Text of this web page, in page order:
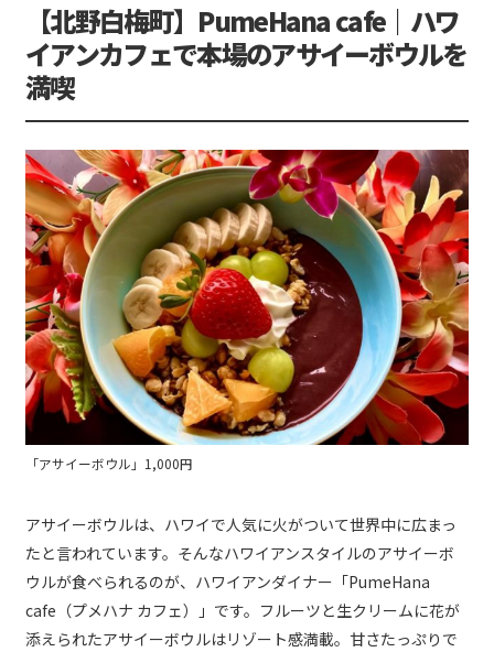
【北野白梅町】PumeHana cafe｜ハワ
イアンカフェで本場のアサイーボウルを
満喫
「アサイーボウル」1,000円
アサイーボウルは、ハワイで人気に火がついて世界中に広まっ
たと言われています。そんなハワイアンスタイルのアサイーボ
ウルが食べられるのが、ハワイアンダイナー「PumeHana
cafe（プメハナ カフェ）」です。フルーツと生クリームに花が
添えられたアサイーボウルはリゾート感満載。甘さたっぷりで